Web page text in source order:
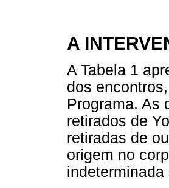
A
A Tabela 1
dos
Programa. As
retirados de
retiradas de
origem no